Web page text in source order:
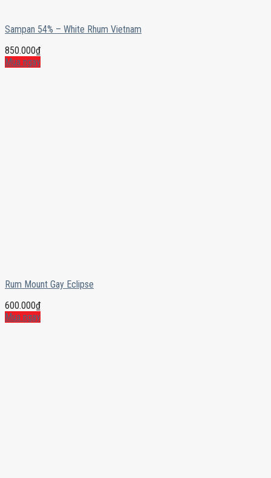
Sampan 54% – White Rhum Vietnam
850.000₫
Mua ngay
Rum Mount Gay Eclipse
600.000₫
Mua ngay